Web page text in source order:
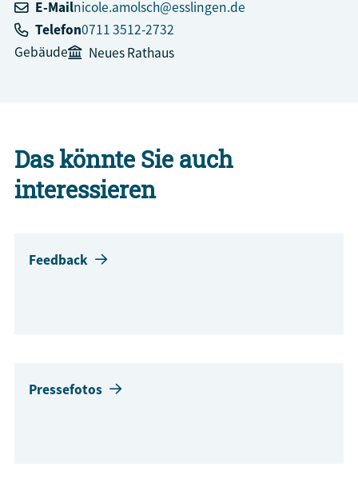
E-Mailnicole.amolsch@esslingen.de
Telefon0711 3512-2732
Gebäude
Neues Rathaus
Das könnte Sie auch
interessieren
Feedback
Pressefotos